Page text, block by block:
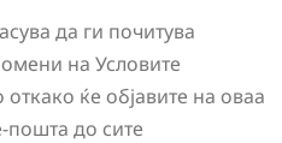
да ги почитува
на Условите
ќе објавите на оваа
пошта до сите